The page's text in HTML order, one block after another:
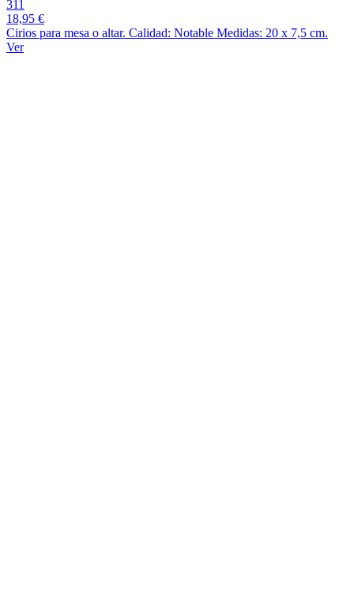
311
18,95 €
Cirios para mesa o altar. Calidad: Notable Medidas: 20 x 7,5 cm.
Ver